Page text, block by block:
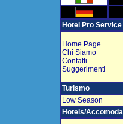
Hotel Pro Service
Home Page
Chi Siamo
Contatti
Suggerimenti
Turismo
Low Season
Hotels/